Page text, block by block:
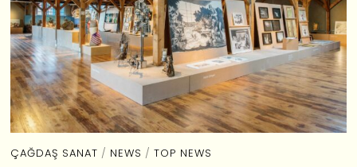
ÇAĞDAŞ SANAT / NEWS / TOP NEWS